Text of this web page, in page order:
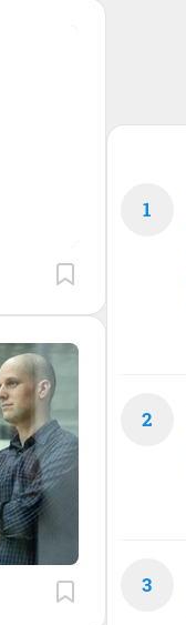
1
2
3